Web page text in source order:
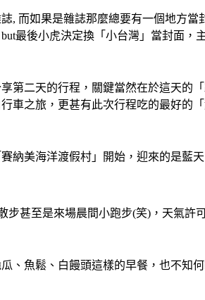
, 而如果是雜誌那麼總要有一個地方
最後小虎決定換「小台灣」當封面，
第二天的行程，關鍵當然在於這天的
車之旅，更甚有此次行程吃的最好的
納美海洋渡假村」開始，迎來的是藍
步甚至是來場晨間小跑步(笑)，天氣許
、魚鬆、白饅頭這樣的早餐，也不知